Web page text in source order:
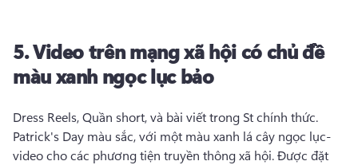
5.Video trên mạng xã hội có chủ đề
màu xanh ngọc lục bảo
Patrick's Day màu sắc, với một màu xanh lá cây ngọc lục-
video cho các phương tiện truyền thông xã hội. Được đặt